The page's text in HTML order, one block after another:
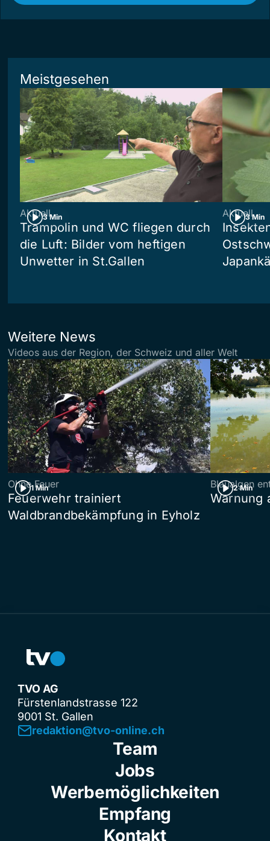
Meistgesehen
3 Min
Aktuell
Trampolin und WC fliegen durch
die Luft: Bilder vom heftigen
Unwetter in St.Gallen
3 Min
Aktuell
Weitere News
Videos aus der Region, der Schweiz und aller Welt
1 Min
Ohne Feuer
Feuerwehr trainiert
Waldbrandbekämpfung in Eyholz
2 Min
Blaualgen
Warnung
TVO AG
Fürstenlandstrasse 122
9001 St. Gallen
redaktion@tvo-online.ch
Team
Jobs
Werbemöglichkeiten
Empfang
Kontakt